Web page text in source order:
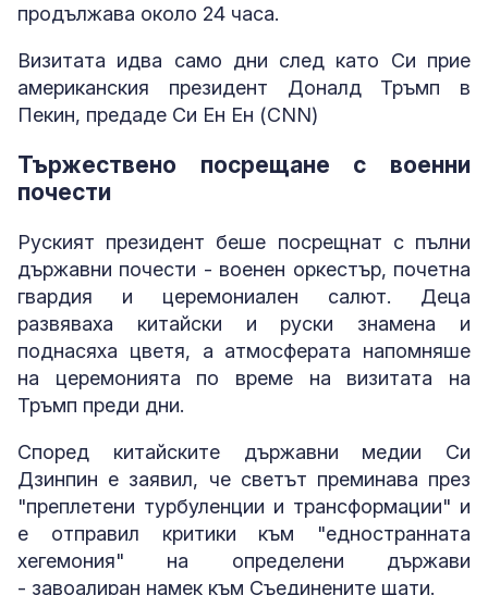
продължава около 24 часа.
Визитата идва само дни след като Си прие
американския президент Доналд Тръмп в
Пекин, предаде Си Ен Ен (CNN)
Тържествено посрещане с военни
почести
Руският президент беше посрещнат с пълни
държавни почести - военен оркестър, почетна
гвардия и церемониален салют. Деца
развяваха китайски и руски знамена и
поднасяха цветя, а атмосферата напомняше
на церемонията по време на визитата на
Тръмп преди дни.
Според китайските държавни медии Си
Дзинпин е заявил, че светът преминава през
"преплетени турбуленции и трансформации" и
е отправил критики към "едностранната
хегемония" на определени държави
- завоалиран намек към Съединените щати.